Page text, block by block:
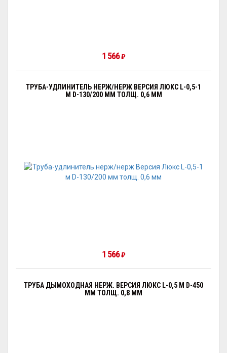
1 566₽
ТРУБА-УДЛИНИТЕЛЬ НЕРЖ/НЕРЖ ВЕРСИЯ ЛЮКС L-0,5-1
М D-130/200 ММ ТОЛЩ. 0,6 ММ
1 566₽
ТРУБА ДЫМОХОДНАЯ НЕРЖ. ВЕРСИЯ ЛЮКС L-0,5 М D-450
ММ ТОЛЩ. 0,8 ММ